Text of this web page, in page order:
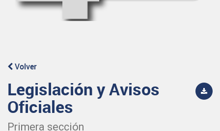
Volver
Legislación y Avisos
Oficiales
Primera sección